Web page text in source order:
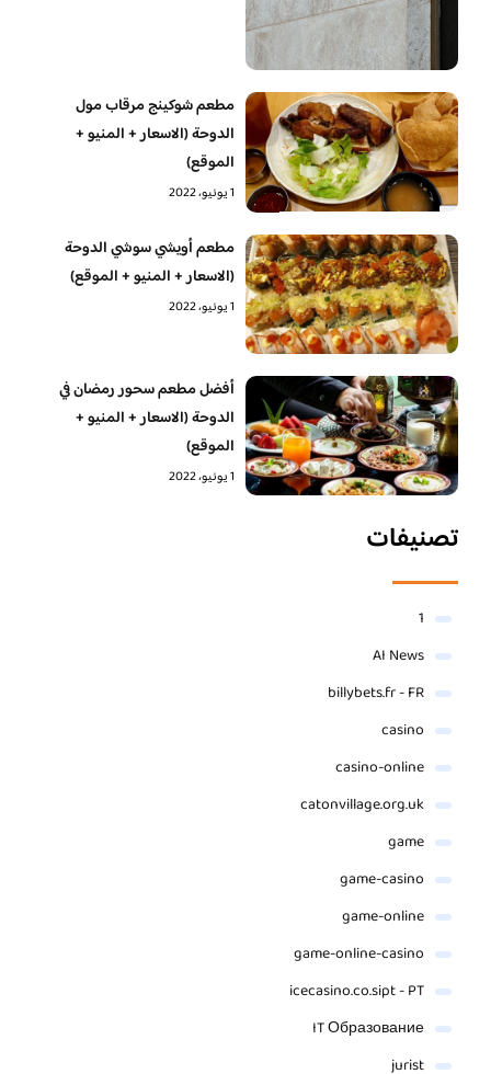
مطعم شوكينج مرقاب مول
الدوحة (الاسعار + المنيو +
الموقع)
1 يونيو، 2022
مطعم أويشي سوشي الدوحة
(الاسعار + المنيو + الموقع)
1 يونيو، 2022
أفضل مطعم سحور رمضان في
الدوحة (الاسعار + المنيو +
الموقع)
1 يونيو، 2022
تصنيفات
1
AI News
billybets.fr - FR
casino
casino-online
catonvillage.org.uk
game
game-casino
game-online
game-online-casino
icecasino.co.sipt - PT
IT Образование
jurist